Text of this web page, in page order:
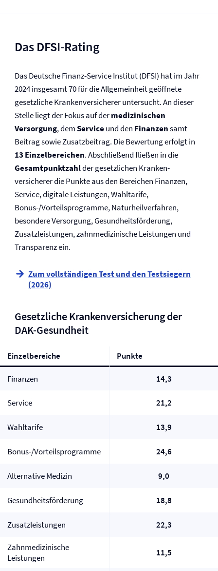
Das DFSI-Rating
Das Deutsche Finanz-Service Institut (DFSI) hat im Jahr
2024 insgesamt 70 für die Allgemeinheit geöffnete
gesetzliche Kranken­versicherer untersucht. An dieser
Stelle liegt der Fokus auf dermedizinischen
Versorgung, demServiceund den Finanzensamt
Beitrag sowie Zusatzbeitrag. Die Bewertung erfolgt in
13 Einzelbereichen. Abschließend fließen in die
Gesamtpunktzahlder gesetzlichen Kranken­
versicherer die Punkte aus den Bereichen Finanzen,
Service, digitale Leistungen, Wahltarife,
Bonus-/Vorteilsprogramme, Naturheilverfahren,
besondere Versorgung, Gesundheitsförderung,
Zusatzleistungen, zahnmedizinische Leistungen und
Transparenz ein.
Zum vollständigen Test und den Testsiegern
(2026)
Gesetzliche Kranken­versicherung der
DAK-Gesundheit
Einzelbereiche Punkte
Finanzen 14,3
Service 21,2
Wahltarife 13,9
Bonus-/Vorteilsprogramme 24,6
Alternative Medizin 9,0
Gesundheitsförderung 18,8
Zusatzleistungen 22,3
Zahnmedizinische
Leistungen
11,5